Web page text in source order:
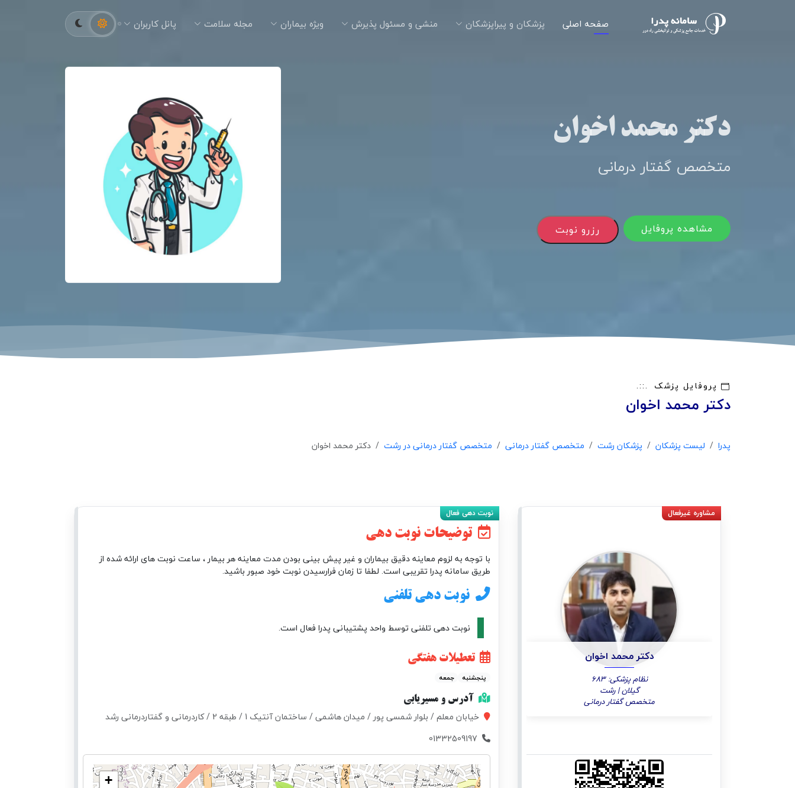
صفحه اصلی پزشکان و پیراپزشکان منشی و مسئول پذیرش ویژه بیماران مجله سلامت پانل کاربران
دکتر محمد اخوان
متخصص گفتار درمانی
رزرو نوبت مشاهده پروفایل
پروفایل پزشک
دکتر محمد اخوان
پدرا لیست پزشکان پزشکان رشت متخصص گفتار درمانی متخصص گفتار درمانی در رشت دکتر محمد اخوان
دکتر محمد اخوان
نظام پزشکی: 683
گیلان | رشت
متخصص گفتار درمانی
توضیحات نوبت دهی
با توجه به لزوم معاینه دقیق بیماران و غیر پیش بینی بودن مدت معاینه هر بیمار ، ساعت نوبت های ارائه شده از
طریق سامانه پدرا تقریبی است. لطفا تا زمان فرارسیدن نوبت خود صبور باشید.
نوبت دهی تلفنی
نوبت دهی تلفنی توسط واحد پشتیبانی پدرا فعال است.
تعطیلات هفتگی
پنجشنبه جمعه
آدرس و مسیریابی
خیابان معلم / بلوار شمسی پور / میدان هاشمی / ساختمان آنتیک 1 / طبقه 2 / کاردرمانی و گفتاردرمانی رشد
+